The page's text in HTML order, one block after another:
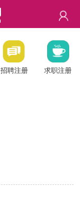
招聘注册 求职注册